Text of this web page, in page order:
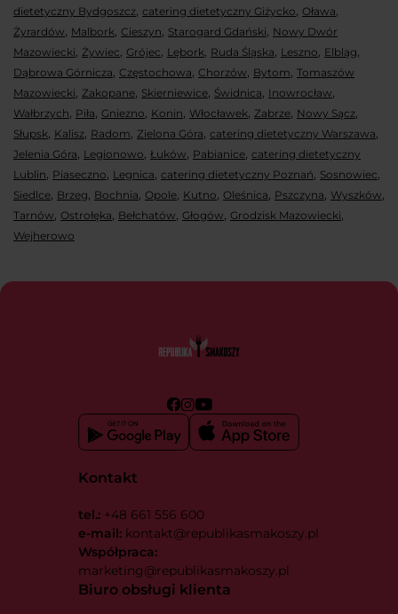
dietetyczny Bydgoszcz, catering dietetyczny Giżycko, Oława,
Żyrardów, Malbork, Cieszyn, Starogard Gdański, Nowy Dwór
Mazowiecki, Żywiec, Grójec, Lębork, Ruda Śląska, Leszno, Elbląg,
Dąbrowa Górnicza, Częstochowa, Chorzów, Bytom, Tomaszów
Mazowiecki, Zakopane, Skierniewice, Świdnica, Inowrocław,
Wałbrzych, Piła, Gniezno, Konin, Włocławek, Zabrze, Nowy Sącz,
Słupsk, Kalisz, Radom, Zielona Góra, catering dietetyczny Warszawa,
Jelenia Góra, Legionowo, Łuków, Pabianice, catering dietetyczny
Lublin, Piaseczno, Legnica, catering dietetyczny Poznań, Sosnowiec,
Siedlce, Brzeg, Bochnia, Opole, Kutno, Oleśnica, Pszczyna, Wyszków,
Tarnów, Ostrołęka, Bełchatów, Głogów, Grodzisk Mazowiecki,
Wejherowo
Kontakt
tel.: +48 661 556 600
e-mail: kontakt@republikasmakoszy.pl
Współpraca:
marketing@republikasmakoszy.pl
Biuro obsługi klienta